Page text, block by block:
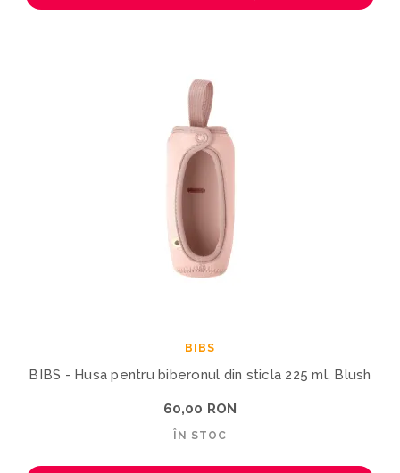
BIBS
BIBS - Husa pentru biberonul din sticla 225 ml, Blush
60,00 RON
ÎN STOC